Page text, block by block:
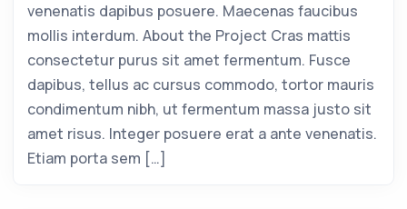
venenatis dapibus posuere. Maecenas faucibus
mollis interdum. About the Project Cras mattis
consectetur purus sit amet fermentum. Fusce
dapibus, tellus ac cursus commodo, tortor mauris
condimentum nibh, ut fermentum massa justo sit
amet risus. Integer posuere erat a ante venenatis.
Etiam porta sem […]